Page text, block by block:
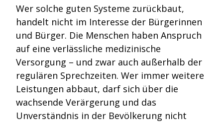
Wer solche guten Systeme zurückbaut,
handelt nicht im Interesse der Bürgerinnen
und Bürger. Die Menschen haben Anspruch
auf eine verlässliche medizinische
Versorgung – und zwar auch außerhalb der
regulären Sprechzeiten. Wer immer weitere
Leistungen abbaut, darf sich über die
wachsende Verärgerung und das
Unverständnis in der Bevölkerung nicht